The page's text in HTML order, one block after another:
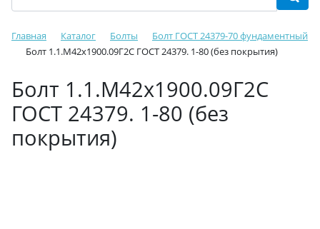
Главная Каталог Болты
Болт ГОСТ 24379-70 фундаментный
Болт 1.1.М42х1900.09Г2С ГОСТ 24379. 1-80 (без покрытия)
Болт 1.1.М42х1900.09Г2С
ГОСТ 24379. 1-80 (без
покрытия)